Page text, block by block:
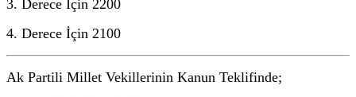
3. Derece İçin 2200
4. Derece İçin 2100
Ak Partili Millet Vekillerinin Kanun Teklifinde;